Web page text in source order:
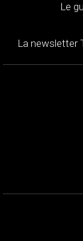
Le
La newsletter